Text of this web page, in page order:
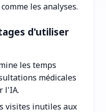
les analyses.
d'utiliser
les temps
médicales
l'IA.
visites inutiles aux